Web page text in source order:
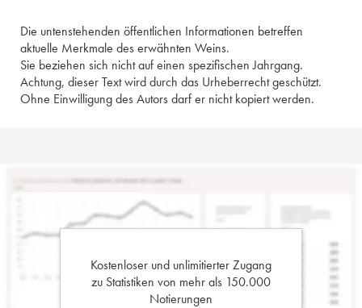
Die untenstehenden öffentlichen Informationen betreffen
aktuelle Merkmale des erwähnten Weins.
Sie beziehen sich nicht auf einen spezifischen Jahrgang.
Achtung, dieser Text wird durch das Urheberrecht geschützt.
Ohne Einwilligung des Autors darf er nicht kopiert werden.
Kostenloser und unlimitierter Zugang
zu Statistiken von mehr als 150.000
Notierungen